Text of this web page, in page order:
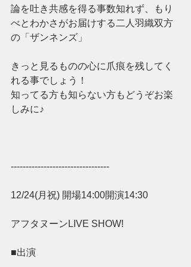
論を吐き共感を得る事数知れず、もり
べとわかさがお届けする二人羽織双方
の「ザンネンズ」
きっと見るものの心に爪痕を残してく
れる事でしょう！
知ってる方も知らない方もどうぞお楽
しみに♪
---------------------------------
12/24(月祝) 開場14:00開演14:30
アフタヌーンLIVE SHOW!
■出演